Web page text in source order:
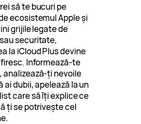
să te bucuri pe
ecosistemul Apple și
grijile legate de
securitate,
la iCloud Plus devine
firesc. Informează-te
analizează-ți nevoile
ai dubii, apelează la un
care să îți explice ce
ți se potrivește cel